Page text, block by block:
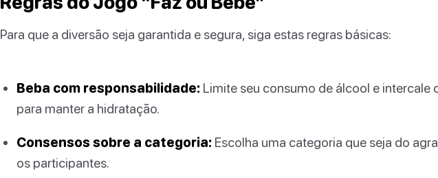
Para que a diversão seja garantida e segura, siga estas regras básicas:
Beba com responsabilidade: Limite seu consumo de álcool e intercale
para manter a hidratação.
Consensos sobre a categoria: Escolha uma categoria que seja do
os participantes.